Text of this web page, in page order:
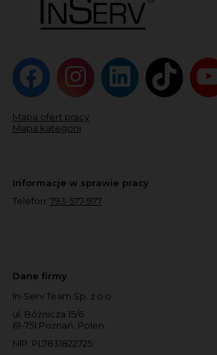
Mapa ofert pracy
Mapa kategorii
Informacje w sprawie pracy
Telefon: 793-577-977
Dane firmy
In-Serv Team Sp. z o.o.
ul. Bóżnicza 15/6
61-751 Poznań, Polen
NIP: PL7831822725